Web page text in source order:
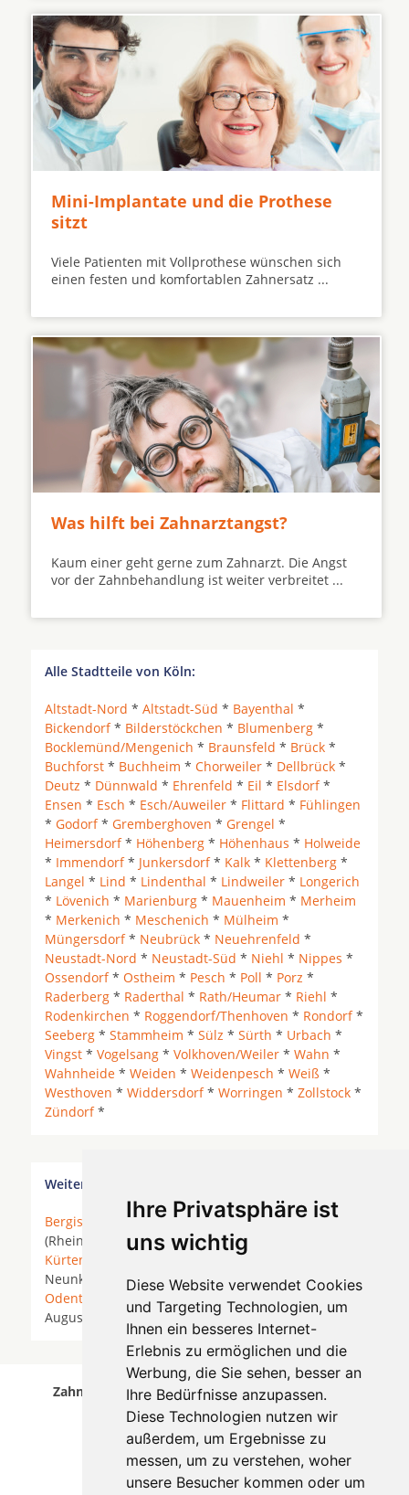
Ihre Privatsphäre ist
uns wichtig
Diese Website verwendet Cookies
und Targeting Technologien, um
Ihnen ein besseres Internet-
Erlebnis zu ermöglichen und die
Werbung, die Sie sehen, besser an
Ihre Bedürfnisse anzupassen.
Diese Technologien nutzen wir
außerdem, um Ergebnisse zu
messen, um zu verstehen, woher
unsere Besucher kommen oder um
Mini-Implantate und die Prothese
sitzt
Viele Patienten mit Vollprothese wünschen sich
einen festen und komfortablen Zahnersatz ...
Was hilft bei Zahnarztangst?
Kaum einer geht gerne zum Zahnarzt. Die Angst
vor der Zahnbehandlung ist weiter verbreitet ...
Alle Stadtteile von Köln:
Altstadt-Nord * Altstadt-Süd * Bayenthal *
Bickendorf* Bilderstöckchen * Blumenberg *
Bocklemünd/Mengenich * Braunsfeld * Brück *
Buchforst * Buchheim * Chorweiler * Dellbrück *
Deutz * Dünnwald * Ehrenfeld * Eil * Elsdorf*
Ensen * Esch * Esch/Auweiler * Flittard * Fühlingen
* Godorf* Gremberghoven * Grengel *
Heimersdorf* Höhenberg * Höhenhaus * Holweide
* Immendorf* Junkersdorf* Kalk * Klettenberg *
Langel * Lind * Lindenthal * Lindweiler * Longerich
* Lövenich * Marienburg * Mauenheim * Merheim
* Merkenich * Meschenich * Mülheim *
Müngersdorf* Neubrück * Neuehrenfeld *
Neustadt-Nord * Neustadt-Süd * Niehl * Nippes *
Ossendorf* Ostheim * Pesch * Poll * Porz *
Raderberg * Raderthal * Rath/Heumar * Riehl *
Rodenkirchen * Roggendorf/Thenhoven * Rondorf*
Seeberg * Stammheim * Sülz * Sürth * Urbach *
Vingst * Vogelsang * Volkhoven/Weiler * Wahn *
Wahnheide * Weiden * Weidenpesch * Weiß *
Westhoven * Widdersdorf* Worringen * Zollstock *
Zündorf*
Weitere Orte in der Nähe von Köln Dünnwald
Bergisch Gladbach* Bonn *Bornheim* Bornheim
(Rheinland) * Brühl (Rheinland) *
Kürten
* Lindlar *Lohmar
Neunkirchen-Seelscheid *Neuss*Niederkassel*
Odenthal
Overath * Pulheim * Rösrath
* Sankt
Augustin * Siegburg *Troisdorf*Wesseling*
Zahnärzte für Zahnimplantete in Köln Dünnwald
wurde am 08 August 2026 aktualisiert.